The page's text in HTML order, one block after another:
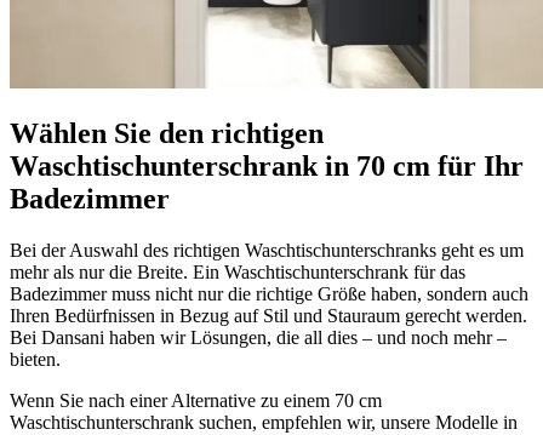
Wählen Sie den richtigen
Waschtischunterschrank in 70 cm für Ihr
Badezimmer
Bei der Auswahl des richtigen Waschtischunterschranks geht es um
mehr als nur die Breite. Ein Waschtischunterschrank für das
Badezimmer muss nicht nur die richtige Größe haben, sondern auch
Ihren Bedürfnissen in Bezug auf Stil und Stauraum gerecht werden.
Bei Dansani haben wir Lösungen, die all dies – und noch mehr –
bieten.
Wenn Sie nach einer Alternative zu einem 70 cm
Waschtischunterschrank suchen, empfehlen wir, unsere Modelle in